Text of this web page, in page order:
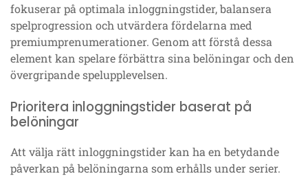
fokuserar på optimala inloggningstider, balansera
spelprogression och utvärdera fördelarna med
premiumprenumerationer. Genom att förstå dessa
element kan spelare förbättra sina belöningar och den
övergripande spelupplevelsen.
Prioritera inloggningstider baserat på
belöningar
Att välja rätt inloggningstider kan ha en betydande
påverkan på belöningarna som erhålls under serier.